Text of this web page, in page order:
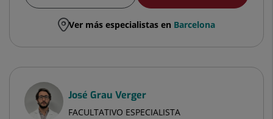
Ver más especialistas en Barcelona
José Grau Verger
FACULTATIVO ESPECIALISTA